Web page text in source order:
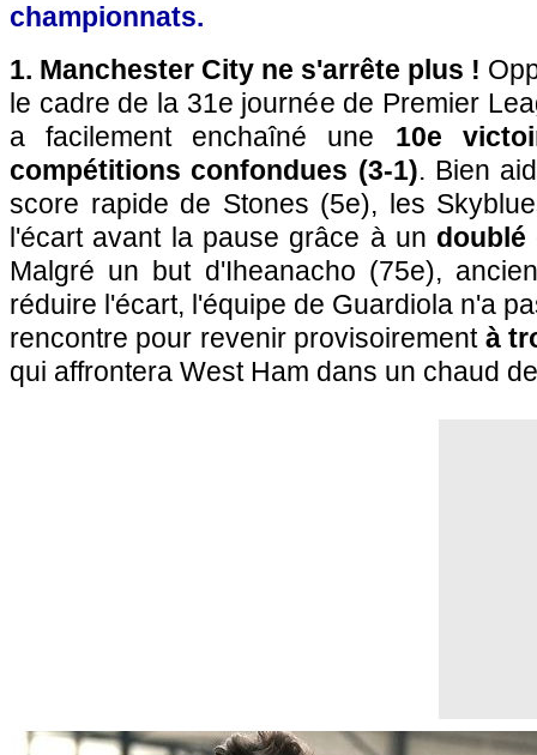
championnats.
1. Manchester City ne s'arrête plus !
le cadre de la 31e journée de Premier
a facilement enchaîné une 10e
compétitions confondues (3-1). Bien
score rapide de Stones (5e), les
l'écart avant la pause grâce à un doublé
Malgré un but d'Iheanacho (75e),
réduire l'écart, l'équipe de Guardiola n'a
rencontre pour revenir provisoirement à
qui affrontera West Ham dans un chaud